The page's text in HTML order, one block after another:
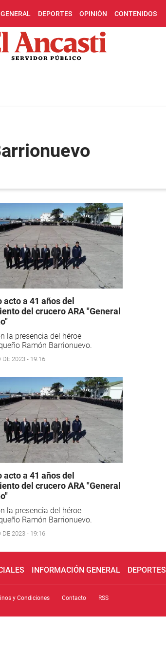
DEPORTES OPINIÓN CONTENIDOS
acto a 41 años del
del crucero ARA "General
la presencia del héroe
Ramón Barrionuevo.
DE 2023 - 19:16
acto a 41 años del
del crucero ARA "General
la presencia del héroe
Ramón Barrionuevo.
DE 2023 - 19:16
INFORMACIÓN GENERAL DEPORTES
y Condiciones Contacto RSS